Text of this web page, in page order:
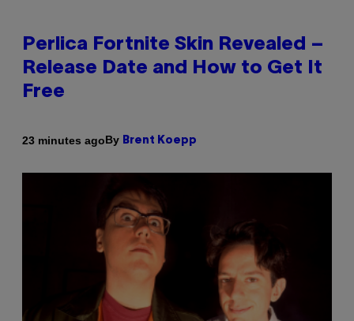
Perlica Fortnite Skin Revealed –
Release Date and How to Get It
Free
23 minutes agoBy Brent Koepp